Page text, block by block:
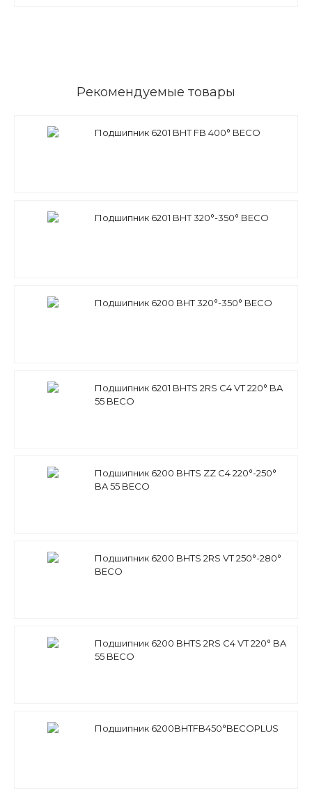
Рекомендуемые товары
Подшипник 6201 BHT FB 400° BECO
Подшипник 6201 BHT 320°-350° BECO
Подшипник 6200 BHT 320°-350° BECO
Подшипник 6201 BHTS 2RS C4 VT 220° BA
55 BECO
Подшипник 6200 BHTS ZZ C4 220°-250°
BA 55 BECO
Подшипник 6200 BHTS 2RS VT 250°-280°
BECO
Подшипник 6200 BHTS 2RS C4 VT 220° BA
55 BECO
Подшипник 6200BHTFB450°BЕСОPLUS